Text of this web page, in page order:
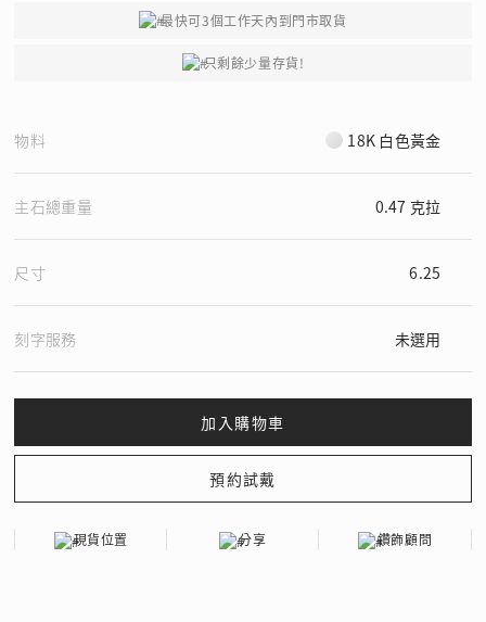
最快可3個工作天內到門市取貨
只剩餘少量存貨!
物料 18K 白色黃金
主石總重量 0.47 克拉
尺寸 6.25
刻字服務 未選用
現貨位置 分享 鑽飾顧問